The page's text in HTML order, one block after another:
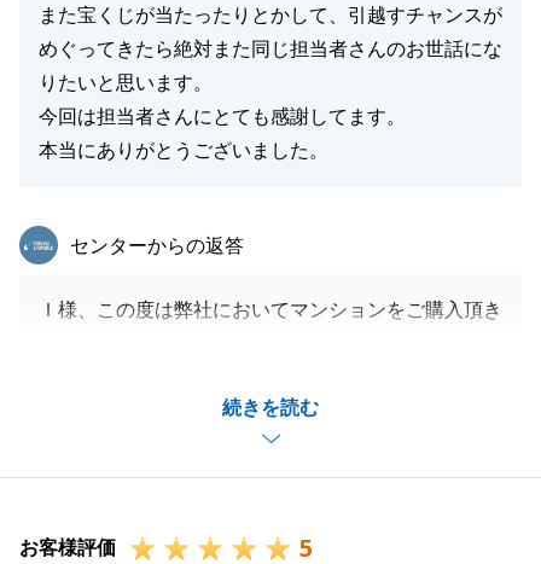
閉じる
また宝くじが当たったりとかして、引越すチャンスが
めぐってきたら絶対また同じ担当者さんのお世話にな
りたいと思います。
今回は担当者さんにとても感謝してます。
本当にありがとうございました。
続きを読む
東急リバブル
センターからの返答
Ｉ様、この度は弊社においてマンションをご購入頂き
お住まいの住環境がなるべく変わらないように、そし
てＩ様のお子様の学区域内においてお住み替えが出来
るようお探しさせて頂きました。
な顔を一つもせずお取り頂いた事に対し、御礼申し上
お客様評価 5